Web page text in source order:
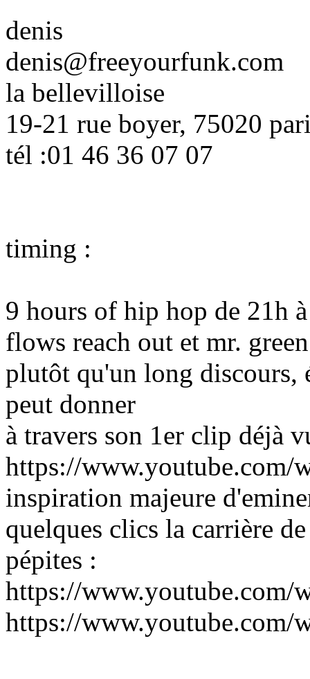
denis
denis@freeyourfunk.com
la bellevilloise
19-21 rue boyer, 75020
tél :01 46 36 07 07
timing :
9 hours of hip hop de 21h
flows reach out et mr.
plutôt qu'un long discours,
peut donner
à travers son 1er clip déjà
https://www.youtube.com/
inspiration majeure
quelques clics la carrière
pépites :
https://www.youtube.com/
https://www.youtube.com/